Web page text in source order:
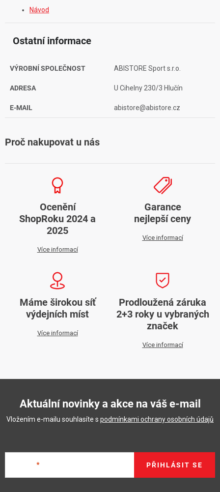
Návod
Ostatní informace
VÝROBNÍ SPOLEČNOST ABISTORE Sport s.r.o.
ADRESA U Cihelny 230/3 Hlučín
E-MAIL abistore@abistore.cz
Proč nakupovat u nás
Ocenění
ShopRoku 2024 a
2025
Více informací
Garance
nejlepší ceny
Více informací
Máme širokou síť
výdejních míst
Více informací
Prodloužená záruka
2+3 roky u vybraných
značek
Více informací
Aktuální novinky a akce na váš e-mail
Vložením e-mailu souhlasíte s podmínkami ochrany osobních údajů
PŘIHLÁSIT SE